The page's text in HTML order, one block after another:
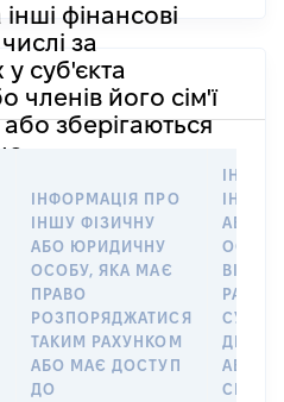
інші фінансові
за
суб'єкта
членів його сім'ї
або зберігаються
ІНФОРМАЦІЯ ПРО
ІНШУ ФІЗИЧНУ
АБО ЮРИДИЧНУ
ОСОБУ, ЯКА МАЄ
ПРАВО
РОЗПОРЯДЖАТИСЯ
ТАКИМ РАХУНКОМ
АБО МАЄ ДОСТУП
ДО
ІНШУ
АБО
АБО
СІМ’Ї